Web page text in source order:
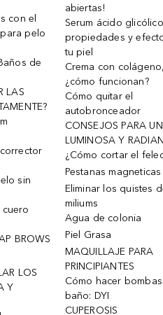
con el
pelo
de
LAS
sin
cuero
BROWS
LOS
Y
abiertas!
Serum ácido
propiedades y
tu piel
Crema con colágeno,
¿cómo funcionan?
Cómo quitar el
autobronceador
CONSEJOS PARA
LUMINOSA Y
¿Cómo cortar el
Pestanas magneticas
Eliminar los quistes
miliums
Agua de colonia
Piel Grasa
MAQUILLAJE PARA
PRINCIPIANTES
Cómo hacer
baño: DYI
CUPEROSIS